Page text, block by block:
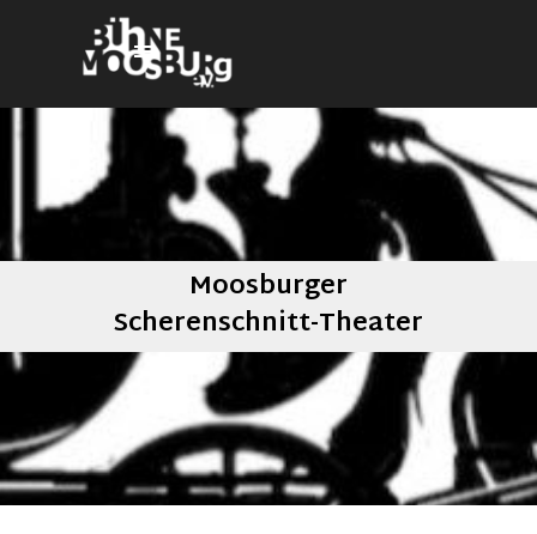
Menü überspringen
Moosburger
Scherenschnitt-Theater